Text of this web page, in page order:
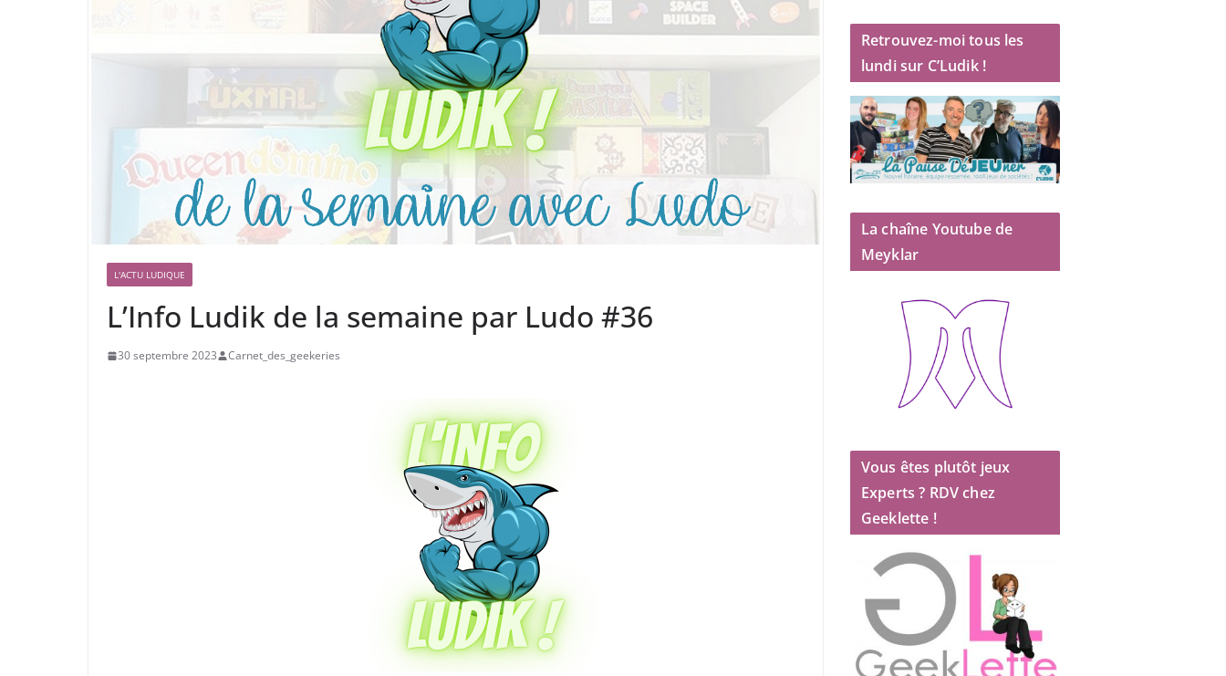
L'ACTU LUDIQUE
L’Info Ludik de la semaine par Ludo #36
30 septembre 2023 Carnet_des_geekeries
Retrouvez-moi tous les
lundi sur C’Ludik !
La chaîne Youtube de
Meyklar
Vous êtes plutôt jeux
Experts ? RDV chez
Geeklette !